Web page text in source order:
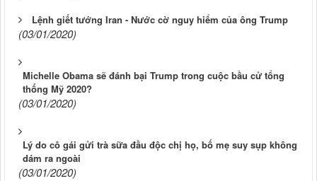
Lệnh giết tướng Iran - Nước cờ nguy hiểm của ông Trump
(03/01/2020)
Michelle Obama sẽ đánh bại Trump trong cuộc bầu cử tổng
thống Mỹ 2020?
(03/01/2020)
Lý do cô gái gửi trà sữa đầu độc chị họ, bố mẹ suy sụp không
dám ra ngoài
(03/01/2020)